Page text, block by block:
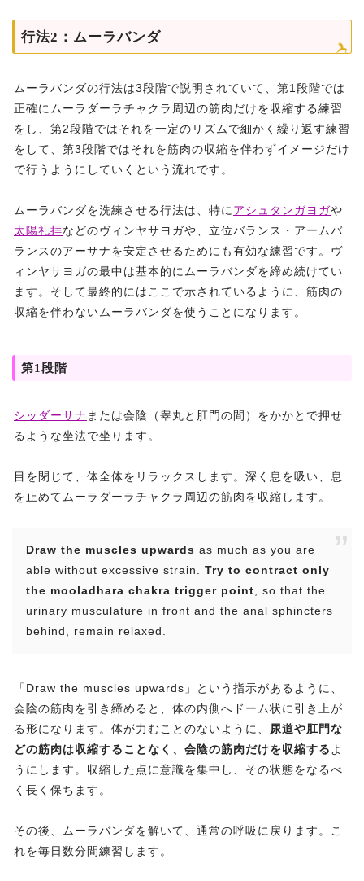
行法2：ムーラバンダ
ムーラバンダの行法は3段階で説明されていて、第1段階では
正確にムーラダーラチャクラ周辺の筋肉だけを収縮する練習
をし、第2段階ではそれを一定のリズムで細かく繰り返す練習
をして、第3段階ではそれを筋肉の収縮を伴わずイメージだけ
で行うようにしていくという流れです。
ムーラバンダを洗練させる行法は、特にアシュタンガヨガや
太陽礼拝などのヴィンヤサヨガや、立位バランス・アームバ
ランスのアーサナを安定させるためにも有効な練習です。ヴ
ィンヤサヨガの最中は基本的にムーラバンダを締め続けてい
ます。そして最終的にはここで示されているように、筋肉の
収縮を伴わないムーラバンダを使うことになります。
第1段階
シッダーサナ または会陰（睾丸と肛門の間）をかかとで押せ
るような坐法で坐ります。
目を閉じて、体全体をリラックスします。深く息を吸い、息
を止めてムーラダーラチャクラ周辺の筋肉を収縮します。
Draw the muscles upwards as much as you are
able without excessive strain. Try to contract only
the mooladhara chakra trigger point, so that the
urinary musculature in front and the anal sphincters
behind, remain relaxed.
「Draw the muscles upwards」という指示があるように、
会陰の筋肉を引き締めると、体の内側へドーム状に引き上が
る形になります。体が力むことのないように、 尿道や肛門な
どの筋肉は収縮することなく、会陰の筋肉だけを収縮するよ
うにします。収縮した点に意識を集中し、その状態をなるべ
く長く保ちます。
その後、ムーラバンダを解いて、通常の呼吸に戻ります。こ
れを毎日数分間練習します。